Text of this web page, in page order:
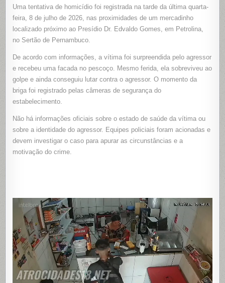
LEVA
FACADA
EM
(PE);
CÂMERA
FLAGRA
Uma tentativa de homicídio foi registrada na tarde da última quarta-
feira, 8 de julho de 2026, nas proximidades de um mercadinho
localizado próximo ao Presídio Dr. Edvaldo Gomes, em Petrolina,
no Sertão de Pernambuco.
De acordo com informações, a vítima foi surpreendida pelo agressor
e recebeu uma facada no pescoço. Mesmo ferida, ela sobreviveu ao
golpe e ainda conseguiu lutar contra o agressor. O momento da
briga foi registrado pelas câmeras de segurança do
estabelecimento.
Não há informações oficiais sobre o estado de saúde da vítima ou
sobre a identidade do agressor. Equipes policiais foram acionadas e
devem investigar o caso para apurar as circunstâncias e a
motivação do crime.